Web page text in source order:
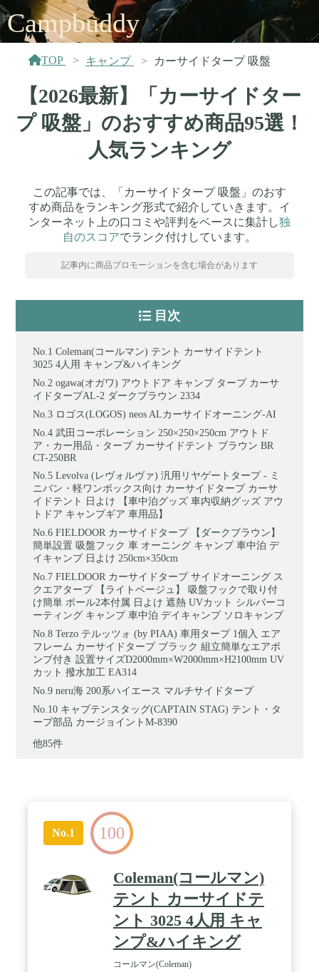
Campbuddy
TOP キャンプ カーサイドタープ 吸盤
【2026最新】「カーサイドター
プ 吸盤」のおすすめ商品95選！
人気ランキング
この記事では、「カーサイドタープ 吸盤」のおす
すめ商品をランキング形式で紹介していきます。イ
ンターネット上の口コミや評判をベースに集計し独
自のスコアでランク付けしています。
記事内に商品プロモーションを含む場合があります
目次
Coleman(コールマン) テント カーサイドテント
3025 4人用 キャンプ&ハイキング
ogawa(オガワ) アウトドア キャンプ タープ カーサ
イドタープAL-2 ダークブラウン 2334
ロゴス(LOGOS) neos ALカーサイドオーニング-AI
武田コーポレーション 250×250×250cm アウトド
ア・カー用品・タープ カーサイドテント ブラウン BR
CT-250BR
Levolva (レヴォルヴァ) 汎用リヤゲートタープ - ミ
ニバン・軽ワンボックス向け カーサイドタープ カーサ
イドテント 日よけ 【車中泊グッズ 車内収納グッズ アウ
トドア キャンプギア 車用品】
FIELDOOR カーサイドタープ 【ダークブラウン】
簡単設置 吸盤フック 車 オーニング キャンプ 車中泊 デ
イキャンプ 日よけ 250cm×350cm
FIELDOOR カーサイドタープ サイドオーニング ス
クエアタープ 【ライトベージュ】 吸盤フックで取り付
け簡単 ポール2本付属 日よけ 遮熱 UVカット シルバーコ
ーティング キャンプ 車中泊 デイキャンプ ソロキャンプ
Terzo テルッツォ (by PIAA) 車用タープ 1個入 エア
フレーム カーサイドタープ ブラック 組立簡単なエアポ
ンプ付き 設置サイズD2000mm×W2000mm×H2100mm UV
カット 撥水加工 EA314
neru海 200系ハイエース マルチサイドタープ
キャプテンスタッグ(CAPTAIN STAG) テント・タ
ープ部品 カージョイントM-8390
他85件
No.1 100
Coleman(コールマン)
テント カーサイドテ
ント 3025 4人用 キャ
ンプ&ハイキング
コールマン(Coleman)